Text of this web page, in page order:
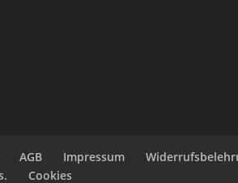
AGB Impressum
Cookies